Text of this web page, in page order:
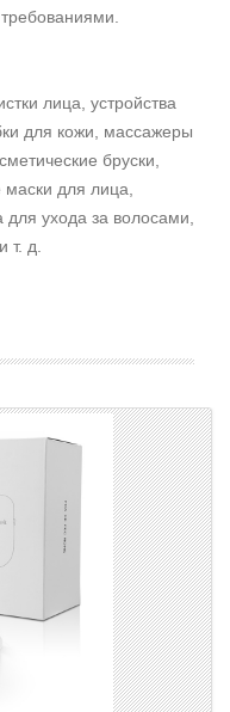
лица, устройства
для кожи, массажеры
бруски,
для лица,
ухода за волосами,
д.